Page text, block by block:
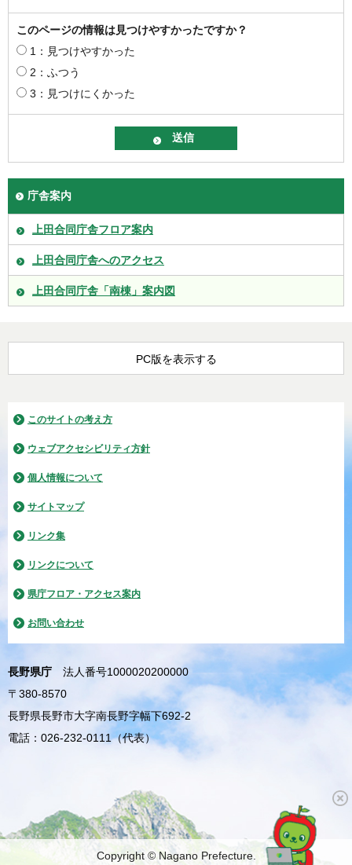
このページの情報は見つけやすかったですか？
1：見つけやすかった
2：ふつう
3：見つけにくかった
庁舎案内
上田合同庁舎フロア案内
上田合同庁舎へのアクセス
上田合同庁舎「南棟」案内図
PC版を表示する
このサイトの考え方
ウェブアクセシビリティ方針
個人情報について
サイトマップ
リンク集
リンクについて
県庁フロア・アクセス案内
お問い合わせ
長野県庁
法人番号1000020200000
〒380-8570
長野県長野市大字南長野字幅下692-2
電話：026-232-0111（代表）
Copyright © Nagano Prefecture.